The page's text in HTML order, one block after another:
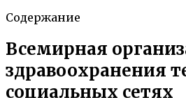
Содержание
Всемирная
здравоохранения
социальных сетях